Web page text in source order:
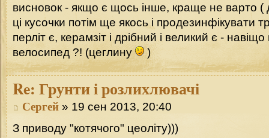
висновок - якщо є щось інше, краще не варто (
ці кусочки потім ще якось і продезинфікувати
перліт є, керамзіт і дрібний і великий є -
велосипед ?! (цеглину
)
Re: Грунти і розлихлювачі
Сергей » 19 сен 2013, 20:40
З приводу "котячого" цеоліту)))